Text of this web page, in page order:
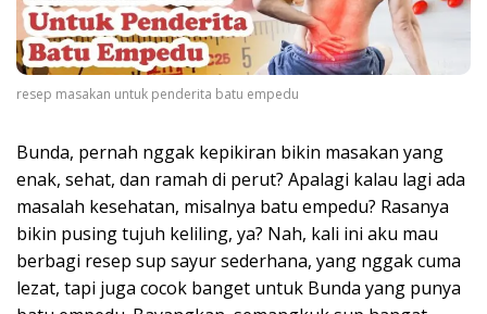
resep masakan untuk penderita batu empedu
Bunda, pernah nggak kepikiran bikin masakan yang
enak, sehat, dan ramah di perut? Apalagi kalau lagi ada
masalah kesehatan, misalnya batu empedu? Rasanya
bikin pusing tujuh keliling, ya? Nah, kali ini aku mau
berbagi resep sup sayur sederhana, yang nggak cuma
lezat, tapi juga cocok banget untuk Bunda yang punya